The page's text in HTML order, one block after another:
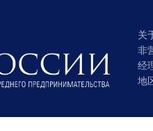
关
非
经
地